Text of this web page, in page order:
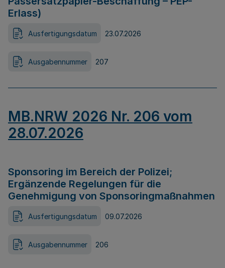
Erlass)
Ausfertigungsdatum 23.07.2026
Ausgabennummer 207
MB.NRW 2026 Nr. 206 vom
28.07.2026
Sponsoring im Bereich der Polizei;
Ergänzende Regelungen für die
Genehmigung von Sponsoringmaßnahmen
Ausfertigungsdatum 09.07.2026
Ausgabennummer 206